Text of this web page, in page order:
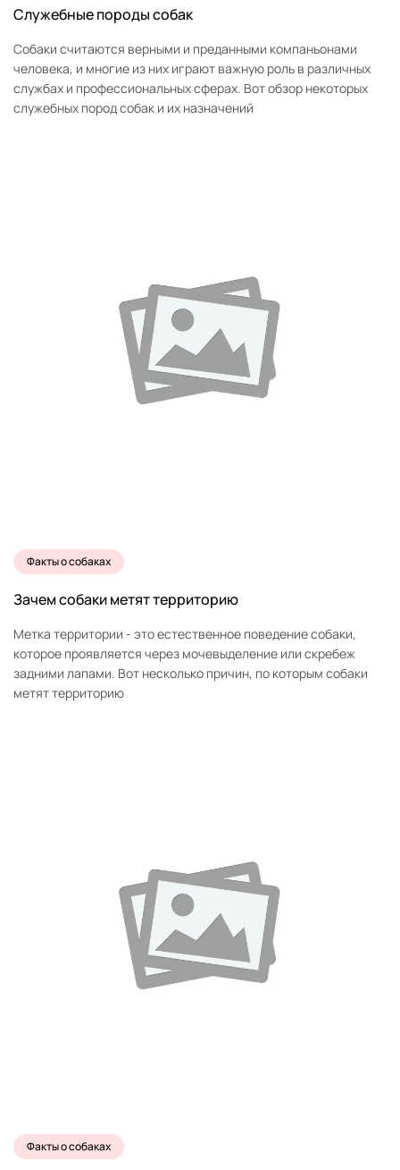
Служебные породы собак
Собаки считаются верными и преданными компаньонами
человека, и многие из них играют важную роль в различных
службах и профессиональных сферах. Вот обзор некоторых
служебных пород собак и их назначений
Факты о собаках
Зачем собаки метят территорию
Метка территории - это естественное поведение собаки,
которое проявляется через мочевыделение или скребеж
задними лапами. Вот несколько причин, по которым собаки
метят территорию
Факты о собаках